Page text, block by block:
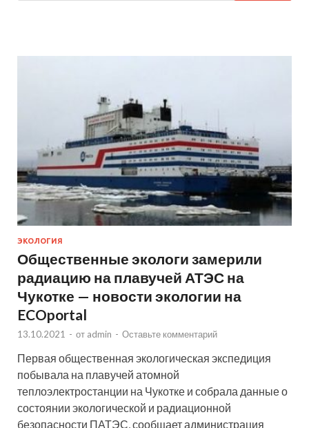
ЭКОЛОГИЯ
Общественные экологи замерили
радиацию на плавучей АТЭС на
Чукотке — новости экологии на
ECOportal
13.10.2021 - от admin - Оставьте комментарий
Первая общественная экологическая экспедиция
побывала на плавучей атомной
теплоэлектростанции на Чукотке и собрала данные о
состоянии экологической и радиационной
безопасности ПАТЭС, сообщает администрация